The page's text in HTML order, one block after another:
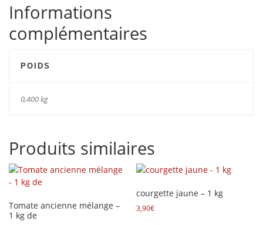
Informations
complémentaires
POIDS
0,400 kg
Produits similaires
Tomate ancienne mélange –
1 kg de
courgette jaune – 1 kg
3,90€